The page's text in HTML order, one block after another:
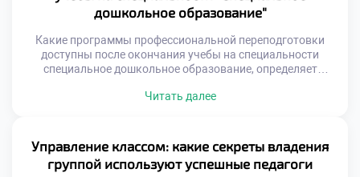
дошкольное образование"
Какие программы профессиональной переподготовки
доступны после окончания учебы на специальности
специальное дошкольное образование, определяет
является прочным фундаментом. Однако мир педагогики
должен оставаться актуальным специалистом всегда.
Непрерывное образование становится нормой
современной жизни. Профессиональная переподготовка
Читать далее
Управление классом: какие секреты владения
группой используют успешные педагоги